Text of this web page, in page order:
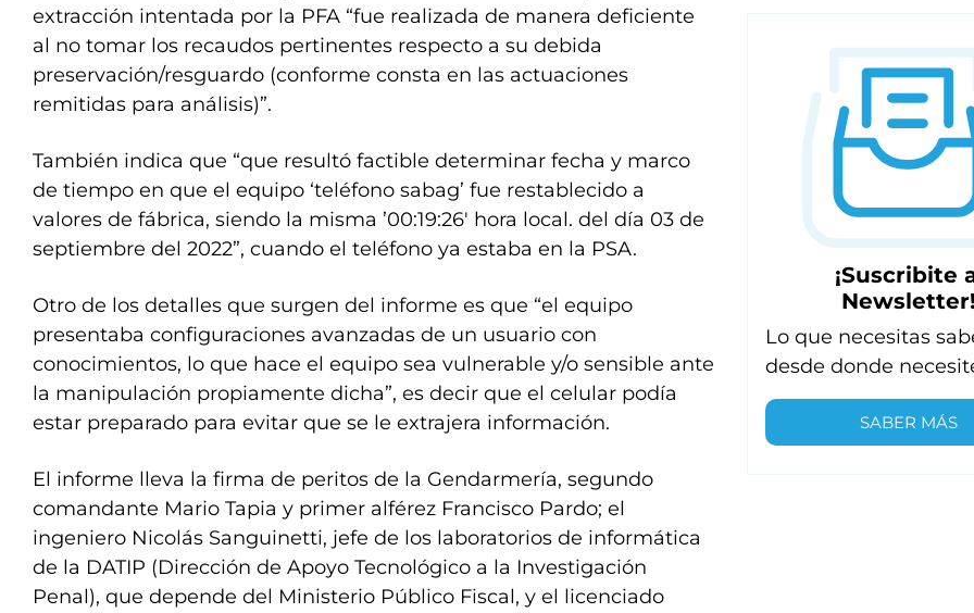
extracción intentada por la PFA “fue realizada de manera deficiente
al no tomar los recaudos pertinentes respecto a su debida
preservación/resguardo (conforme consta en las actuaciones
remitidas para análisis)”.
También indica que “que resultó factible determinar fecha y marco
de tiempo en que el equipo ‘teléfono sabag’ fue restablecido a
valores de fábrica, siendo la misma ’00:19:26′ hora local. del día 03 de
septiembre del 2022”, cuando el teléfono ya estaba en la PSA.
Otro de los detalles que surgen del informe es que “el equipo
presentaba configuraciones avanzadas de un usuario con
conocimientos, lo que hace el equipo sea vulnerable y/o sensible ante
la manipulación propiamente dicha”, es decir que el celular podía
estar preparado para evitar que se le extrajera información.
El informe lleva la firma de peritos de la Gendarmería, segundo
comandante Mario Tapia y primer alférez Francisco Pardo; el
ingeniero Nicolás Sanguinetti, jefe de los laboratorios de informática
de la DATIP (Dirección de Apoyo Tecnológico a la Investigación
Penal), que depende del Ministerio Público Fiscal, y el licenciado
¡Suscribite
Newsletter!
Lo que necesitas
desde donde
SABER MÁS